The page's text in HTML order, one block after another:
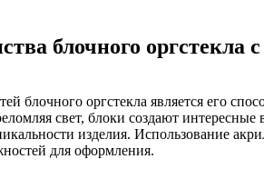
блочного оргстекла
блочного оргстекла является его
свет, блоки создают
изделия. Использование
для оформления.